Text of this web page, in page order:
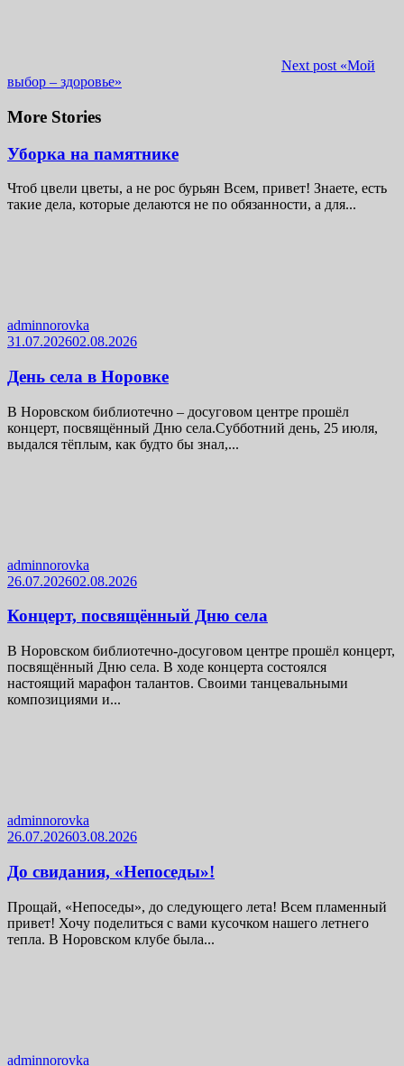
Next post «Мой
выбор – здоровье»
More Stories
Уборка на памятнике
Чтоб цвели цветы, а не рос бурьян Всем, привет! Знаете, есть
такие дела, которые делаются не по обязанности, а для...
adminnorovka
31.07.202602.08.2026
День села в Норовке
В Норовском библиотечно – досуговом центре прошёл
концерт, посвящённый Дню села.Субботний день, 25 июля,
выдался тёплым, как будто бы знал,...
adminnorovka
26.07.202602.08.2026
Концерт, посвящённый Дню села
В Норовском библиотечно-досуговом центре прошёл концерт,
посвящённый Дню села. В ходе концерта состоялся
настоящий марафон талантов. Своими танцевальными
композициями и...
adminnorovka
26.07.202603.08.2026
До свидания, «Непоседы»!
Прощай, «Непоседы», до следующего лета! Всем пламенный
привет! Хочу поделиться с вами кусочком нашего летнего
тепла. В Норовском клубе была...
adminnorovka